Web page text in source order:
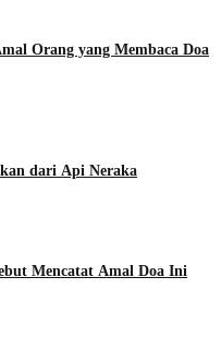
Orang yang Membaca Doa
dari Api Neraka
Mencatat Amal Doa Ini